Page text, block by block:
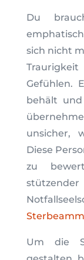
Du
sich nicht
Gefühlen.
behält
unsicher,
Diese
zu
Um die